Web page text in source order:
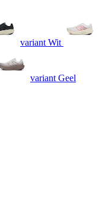
variant Wit
variant Geel